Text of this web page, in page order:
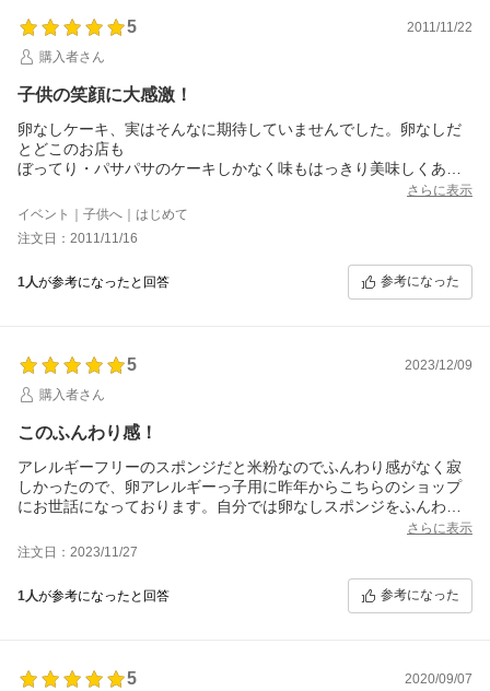
5
2011/11/22
購入者さん
子供の笑顔に大感激！
卵なしケーキ、実はそんなに期待していませんでした。卵なしだ
とどこのお店も
ぼってり・パサパサのケーキしかなく味もはっきり美味しくあり
でも、今回注文したケーキ。最高に美味しい。本当のスポンジの
ようにふわふわ
で、甘さは控えめ（大人にはうれしい）生クリームも甘さ控えめ
いくらでもパクパク食べれます。子供は初めての本格ケーキ。
ど・・・・
今回注文したスポンジは最高に美味しく、子供は大喜び。口の周
りにクリームを
たっぷりつけて美味しそうにたべてくれました。次の誕生日もこ
のケーキがいい！
とリクエストもありました。
アレルギー用スポンジケーキを扱っているのはとても貴重です。
ぜひこれからも続けていってほしいです。
さらに表示
イベント｜子供へ｜はじめて
注文日：2011/11/16
1人が参考になったと回答 参考になった
5
2023/12/09
購入者さん
このふんわり感！
アレルギーフリーのスポンジだと米粉なのでふんわり感がなく寂
しかったので、卵アレルギーっ子用に昨年からこちらのショップ
にお世話になっております。自分では卵なしスポンジをふんわり
焼けないので、本当にありがたい。子供たちみんなで同じケーキ
食べられるのが嬉しそうで、幸せな気持ちになります。これから
さらに表示
注文日：2023/11/27
1人が参考になったと回答 参考になった
5
2020/09/07